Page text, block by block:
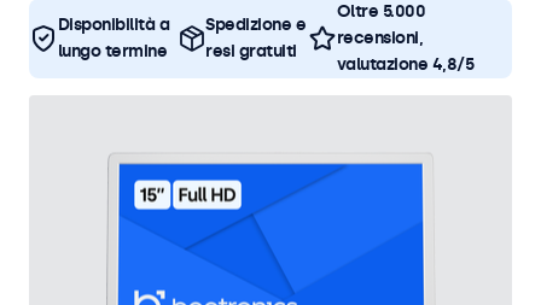
Disponibilità a
lungo termine
Spedizione e
resi gratuiti
Oltre 5.000
recensioni,
valutazione 4,8/5